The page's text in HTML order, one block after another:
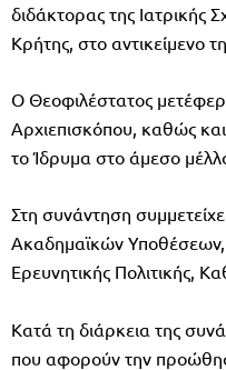
διδάκτορας της Ιατρικής
Κρήτης, στο αντικείμενο
Ο Θεοφιλέστατος
Αρχιεπισκόπου, καθώς
το Ίδρυμα στο άμεσο
Στη συνάντηση
Ακαδημαϊκών
Ερευνητικής Πολιτικής,
Κατά τη διάρκεια της
που αφορούν την